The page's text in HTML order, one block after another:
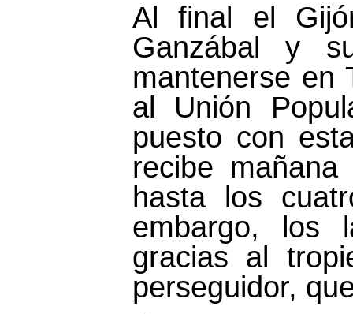
Al final el
Ganzábal y
mantenerse en
al Unión
puesto con
recibe
hasta los
embargo, los
gracias al
perseguidor,